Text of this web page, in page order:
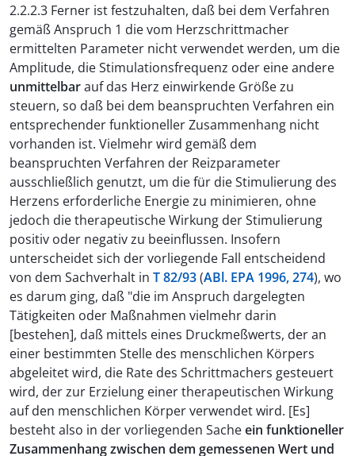
2.2.2.3 Ferner ist festzuhalten, daß bei dem Verfahren
gemäß Anspruch 1 die vom Herzschrittmacher
ermittelten Parameter nicht verwendet werden, um die
Amplitude, die Stimulationsfrequenz oder eine andere
unmittelbarauf das Herz einwirkende Größe zu
steuern, so daß bei dem beanspruchten Verfahren ein
entsprechender funktioneller Zusammenhang nicht
vorhanden ist. Vielmehr wird gemäß dem
beanspruchten Verfahren der Reizparameter
ausschließlich genutzt, um die für die Stimulierung des
Herzens erforderliche Energie zu minimieren, ohne
jedoch die therapeutische Wirkung der Stimulierung
positiv oder negativ zu beeinflussen. Insofern
unterscheidet sich der vorliegende Fall entscheidend
von dem Sachverhalt in T 82/93(ABl. EPA 1996, 274), wo
es darum ging, daß "die im Anspruch dargelegten
Tätigkeiten oder Maßnahmen vielmehr darin
[bestehen], daß mittels eines Druckmeßwerts, der an
einer bestimmten Stelle des menschlichen Körpers
abgeleitet wird, die Rate des Schrittmachers gesteuert
wird, der zur Erzielung einer therapeutischen Wirkung
auf den menschlichen Körper verwendet wird. [Es]
besteht also in der vorliegenden Sacheein funktioneller
Zusammenhang zwischen dem gemessenen Wert und